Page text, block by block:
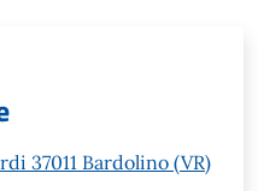
37011 Bardolino (VR)